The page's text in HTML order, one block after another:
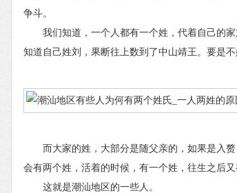
争斗。
我们知道，一个人都有一个姓，代着自己的家
知道自己姓刘，果断往上数到了中山靖王。要是
而大家的姓，大部分是随父亲的，如果是入赘
会有两个姓，活着的时候，有一个姓，往生之后又
这就是潮汕地区的一些人。